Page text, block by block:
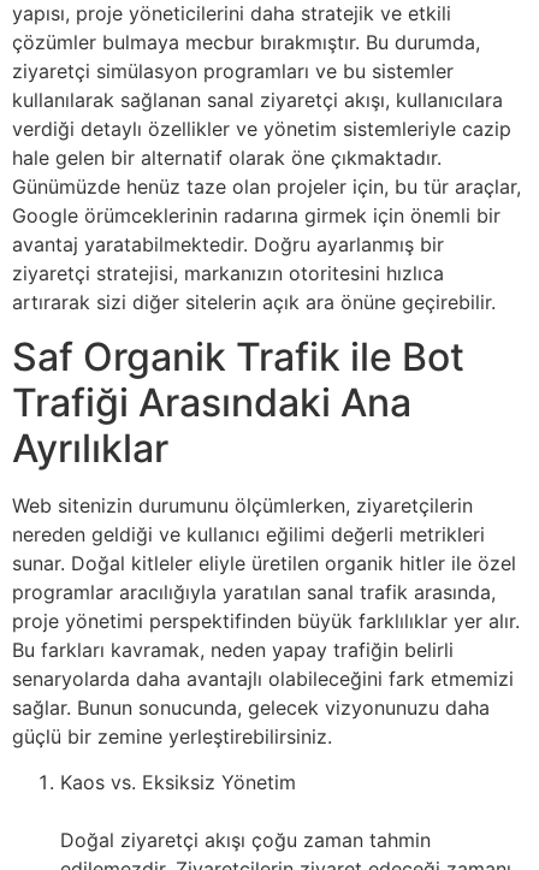
yapısı, proje yöneticilerini daha stratejik ve etkili
çözümler bulmaya mecbur bırakmıştır. Bu durumda,
ziyaretçi simülasyon programları ve bu sistemler
kullanılarak sağlanan sanal ziyaretçi akışı, kullanıcılara
verdiği detaylı özellikler ve yönetim sistemleriyle cazip
hale gelen bir alternatif olarak öne çıkmaktadır.
Günümüzde henüz taze olan projeler için, bu tür araçlar,
Google örümceklerinin radarına girmek için önemli bir
avantaj yaratabilmektedir. Doğru ayarlanmış bir
ziyaretçi stratejisi, markanızın otoritesini hızlıca
artırarak sizi diğer sitelerin açık ara önüne geçirebilir.
Saf Organik Trafik ile Bot
Trafiği Arasındaki Ana
Ayrılıklar
Web sitenizin durumunu ölçümlerken, ziyaretçilerin
nereden geldiği ve kullanıcı eğilimi değerli metrikleri
sunar. Doğal kitleler eliyle üretilen organik hitler ile özel
programlar aracılığıyla yaratılan sanal trafik arasında,
proje yönetimi perspektifinden büyük farklılıklar yer alır.
Bu farkları kavramak, neden yapay trafiğin belirli
senaryolarda daha avantajlı olabileceğini fark etmemizi
sağlar. Bunun sonucunda, gelecek vizyonunuzu daha
güçlü bir zemine yerleştirebilirsiniz.
Kaos vs. Eksiksiz Yönetim
Doğal ziyaretçi akışı çoğu zaman tahmin